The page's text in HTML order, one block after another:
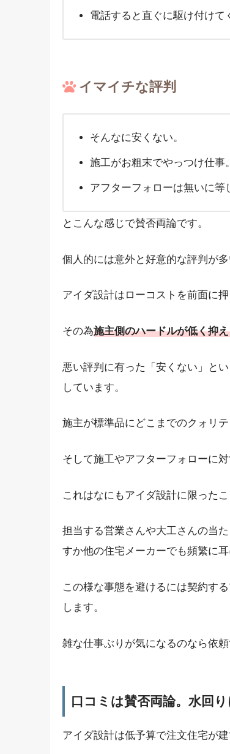
電話すると直ぐに駆け付けて
イマイチな評判
そんなに安くない。
施工がお粗末でやっつけ仕事。
アフターフォローは無いに等
とこんな感じで賛否両論です。
個人的には意外と好意的な評判が多
アイダ設計はローコストを前面に
その為施主側のハードルが低く抑
悪い評判に有った「安くない」と
しています。
施主が標準品にどこまでのクォリ
そして施工やアフターフォローに
これはなにもアイダ設計に限ったこ
担当する営業さんや大工さんの当
すか他の住宅メーカーでも頻繁に耳
この様な事態を避けるには契約す
します。
雑な仕事ぶりが気になるのなら依
口コミは賛否両論。水回
アイダ設計は低予算で注文住宅が